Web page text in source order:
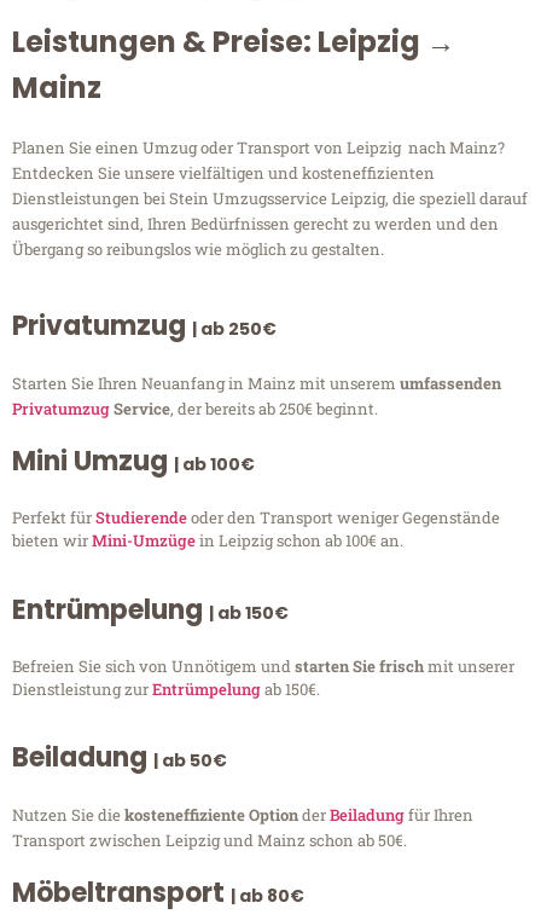
Leistungen & Preise: Leipzig →
Mainz
Planen Sie einen Umzug oder Transport von Leipzig nach Mainz?
Entdecken Sie unsere vielfältigen und kosteneffizienten
Dienstleistungen bei Stein Umzugsservice Leipzig, die speziell darauf
ausgerichtet sind, Ihren Bedürfnissen gerecht zu werden und den
Übergang so reibungslos wie möglich zu gestalten.
Privatumzug | ab 250€
Starten Sie Ihren Neuanfang in Mainz mit unserem umfassenden
PrivatumzugService, der bereits ab 250€ beginnt.
Mini Umzug | ab 100€
Perfekt fürStudierendeoder den Transport weniger Gegenstände
bieten wirMini-Umzügein Leipzig schon ab 100€ an.
Entrümpelung | ab 150€
Befreien Sie sich von Unnötigem undstarten Sie frischmit unserer
Dienstleistung zurEntrümpelungab 150€.
Beiladung | ab 50€
Nutzen Sie diekosteneffiziente OptionderBeiladungfür Ihren
Transport zwischen Leipzig und Mainz schon ab 50€.
Möbeltransport | ab 80€